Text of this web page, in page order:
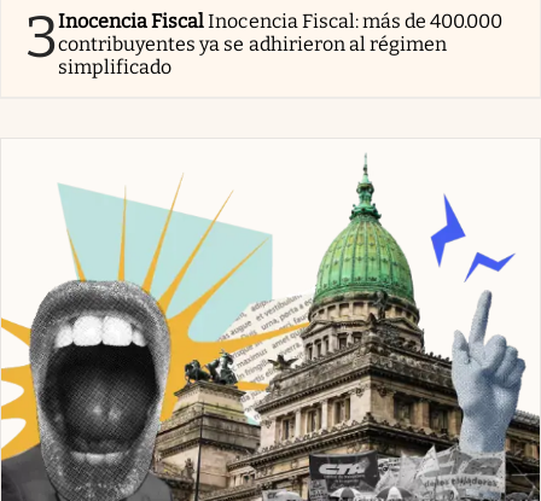
3Inocencia FiscalInocencia Fiscal: más de 400.000
contribuyentes ya se adhirieron al régimen
simplificado